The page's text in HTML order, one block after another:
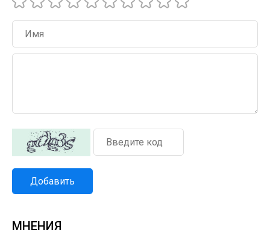
Добавить
МНЕНИЯ